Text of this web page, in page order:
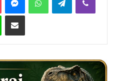
Line Share via Email